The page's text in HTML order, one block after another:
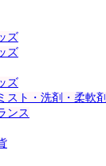
ズ
ズ
ズ
スト・洗剤・柔軟剤
ンス